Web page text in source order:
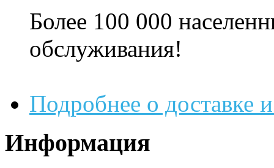
Более 100 000
обслуживания!
Подробнее о доставке
Информация